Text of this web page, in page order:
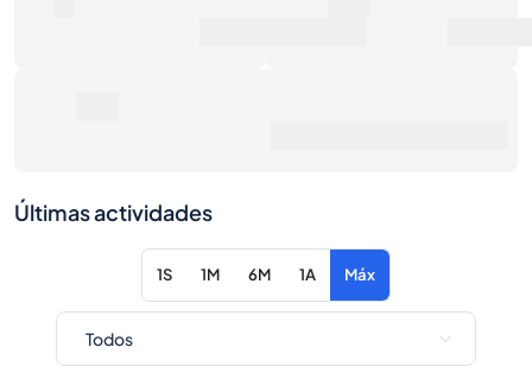
Últimas actividades
1S 1M 6M 1A Máx